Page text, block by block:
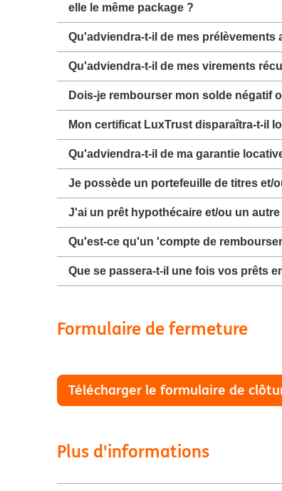
elle le même package ?
Qu'adviendra-t-il de mes
Qu'adviendra-t-il de mes virements
Dois-je rembourser mon solde négatif
Mon certificat LuxTrust disparaîtra-t-il
Qu'adviendra-t-il de ma garantie
Je possède un portefeuille de titres et/
J'ai un prêt hypothécaire et/ou un
Qu'est-ce qu'un 'compte de
Que se passera-t-il une fois vos prêts
Formulaire de fermeture
Télécharger le formulaire de
Plus d'informations